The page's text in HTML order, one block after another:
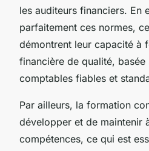
les auditeurs financiers. En
parfaitement ces normes,
démontrent leur capacité à
financière de qualité, basée
comptables fiables et
Par ailleurs, la formation
développer et de maintenir
compétences, ce qui est